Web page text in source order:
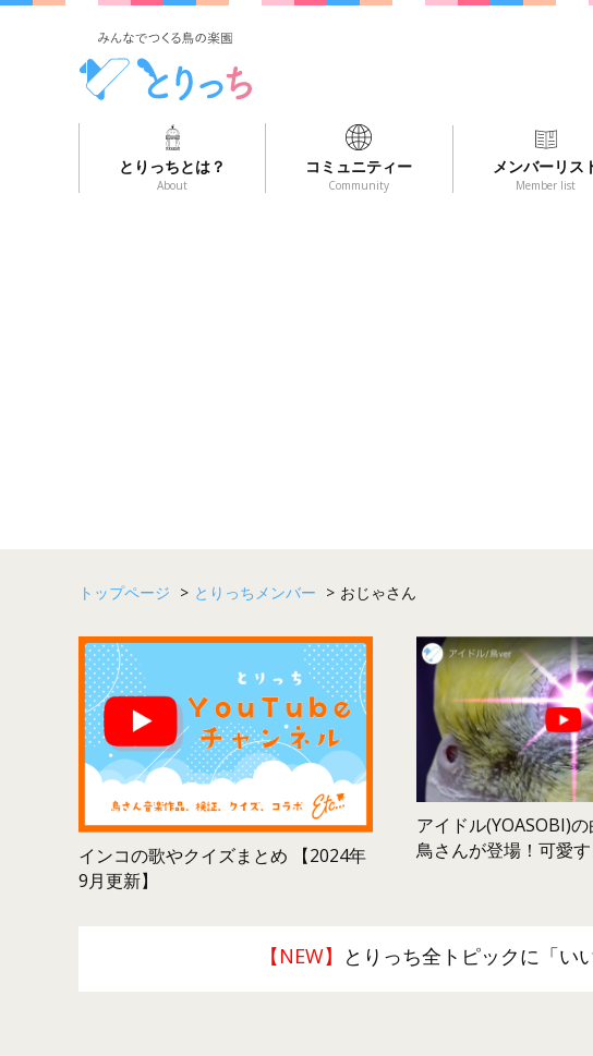
とりっちとは？
About
コミュニティー
Community
メンバーリス
Member list
トップページ > とりっちメンバー > おじゃさん
インコの歌やクイズまとめ 【2024年
9月更新】
アイドル(YOASOBI)
鳥さんが登場！可愛
【NEW】 とりっち全トピックに「い